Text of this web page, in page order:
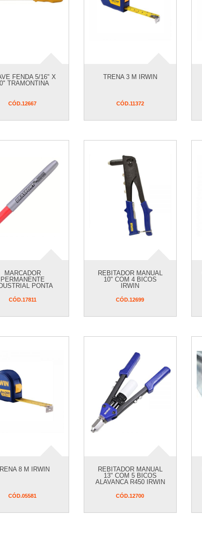
FENDA 5/16" X
TRAMONTINA
CÓD.12667
TRENA 3 M IRWIN
CÓD.11372
MARCADOR
PERMANENTE
PONTA
BRASFORT
CÓD.17811
REBITADOR MANUAL
10" COM 4 BICOS
IRWIN
CÓD.12699
8 M IRWIN
CÓD.05581
REBITADOR MANUAL
13" COM 5 BICOS
ALAVANCA R450 IRWIN
CÓD.12700